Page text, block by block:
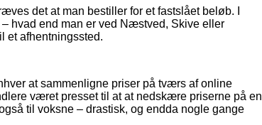
det at man bestiller for et fastslået beløb. I
hvad end man er ved Næstved, Skive eller
et afhentningssted.
at sammenligne priser på tværs af online
været presset til at at nedskære priserne på en
til voksne – drastisk, og endda nogle gange